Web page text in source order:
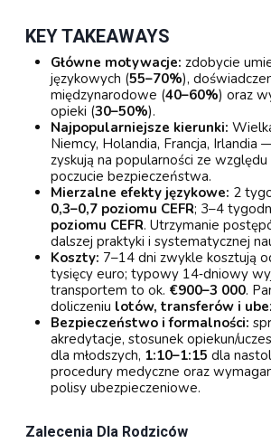
KEY TAKEAWAYS
Główne motywacje: zdobycie
językowych (55–70%),
międzynarodowe (40–60%) oraz
opieki (30–50%).
Najpopularniejsze kierunki:
Niemcy, Holandia, Francja, Irlandia
zyskują na popularności ze
poczucie bezpieczeństwa.
Mierzalne efekty językowe: 2
0,3–0,7 poziomu CEFR; 3–4
poziomu CEFR. Utrzymanie
dalszej praktyki i systematycznej
Koszty: 7–14 dni zwykle kosztują
tysięcy euro; typowy 14‑dniowy
transportem to ok. €900–3 000.
doliczeniu lotów, transferów i
Bezpieczeństwo i formalności:
akredytacje, stosunek opiekun/
dla młodszych, 1:10–1:15 dla
procedury medyczne oraz
polisy ubezpieczeniowe.
Zalecenia Dla Rodziców